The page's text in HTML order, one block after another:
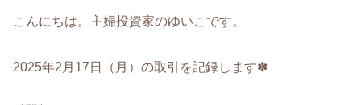
こんにちは。主婦投資家のゆいこです。
2025年2月17日（月）の取引を記録します✽